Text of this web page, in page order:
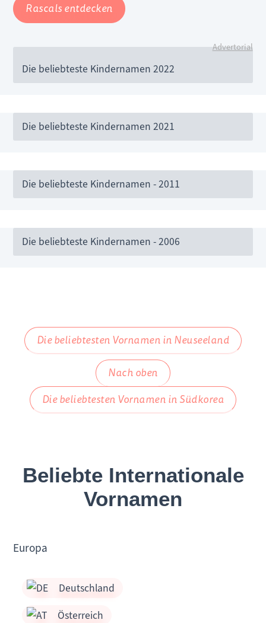
Rascals entdecken
Advertorial
Die beliebteste Kindernamen 2022
Die beliebteste Kindernamen 2021
Die beliebteste Kindernamen - 2011
Die beliebteste Kindernamen - 2006
Die beliebtesten Vornamen in Neuseeland
Nach oben
Die beliebtesten Vornamen in Südkorea
Beliebte Internationale
Vornamen
Europa
Deutschland
Österreich